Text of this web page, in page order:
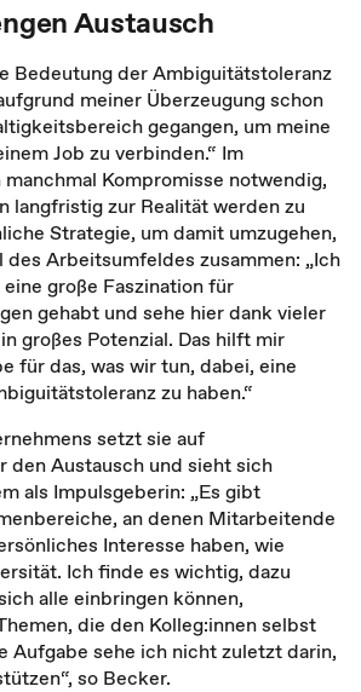
Austausch
Bedeutung der Ambiguitätstoleranz
meiner Überzeugung schon
gegangen, um meine
Job zu verbinden.“ Im
Kompromisse notwendig,
langfristig zur Realität werden zu
Strategie, um damit umzugehen,
des Arbeitsumfeldes zusammen: „Ich
große Faszination für
gehabt und sehe hier dank vieler
großes Potenzial. Das hilft mir
für das, was wir tun, dabei, eine
zu haben.“
setzt sie auf
den Austausch und sieht sich
als Impulsgeberin: „Es gibt
an denen Mitarbeitende
Interesse haben, wie
Ich finde es wichtig, dazu
alle einbringen können,
die den Kolleg:innen selbst
Aufgabe sehe ich nicht zuletzt darin,
so Becker.